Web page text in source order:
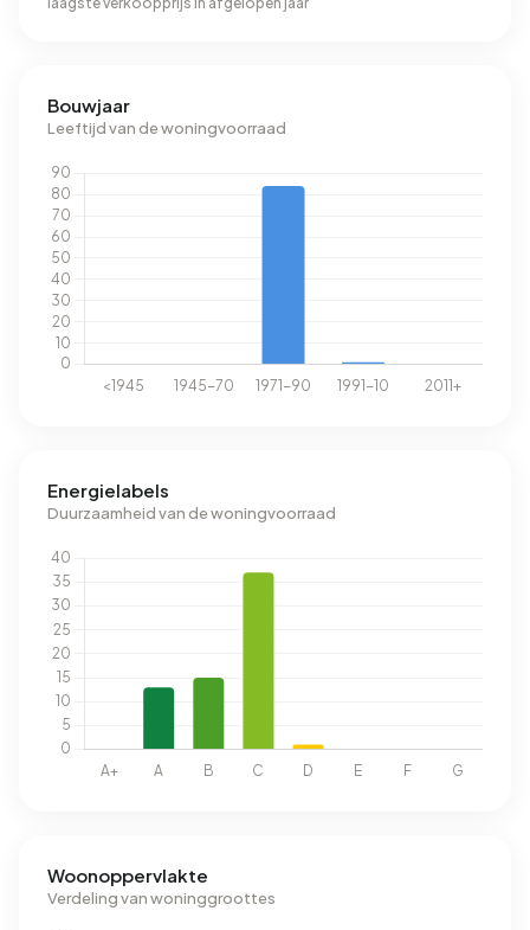
Bouwjaar
Leeftijd van de woningvoorraad
Energielabels
Duurzaamheid van de woningvoorraad
Woonoppervlakte
Verdeling van woninggroottes